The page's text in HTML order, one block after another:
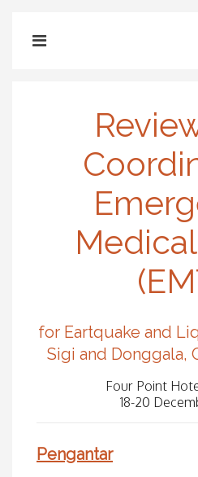
for Eartquake and
Sigi and Donggala,
Four Point
18-20
Pengantar